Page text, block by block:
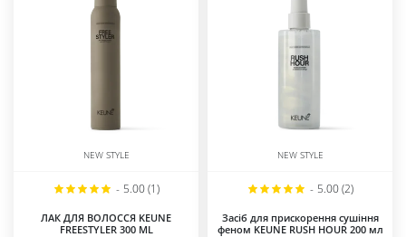
NEW STYLE
- 5.00 (1)
ЛАК ДЛЯ ВОЛОССЯ KEUNE
FREESTYLER 300 ML
NEW STYLE
- 5.00 (2)
Засіб для прискорення сушіння
феном KEUNE RUSH HOUR 200 мл